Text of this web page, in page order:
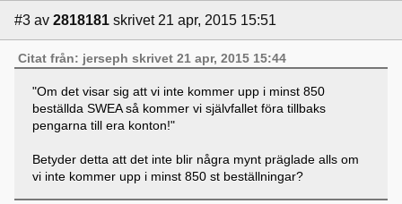
#3 av 2818181 skrivet 21 apr, 2015 15:51
Citat från: jerseph skrivet 21 apr, 2015 15:44
"Om det visar sig att vi inte kommer upp i minst 850
beställda SWEA så kommer vi självfallet föra tillbaks
pengarna till era konton!"
Betyder detta att det inte blir några mynt präglade alls om
vi inte kommer upp i minst 850 st beställningar?